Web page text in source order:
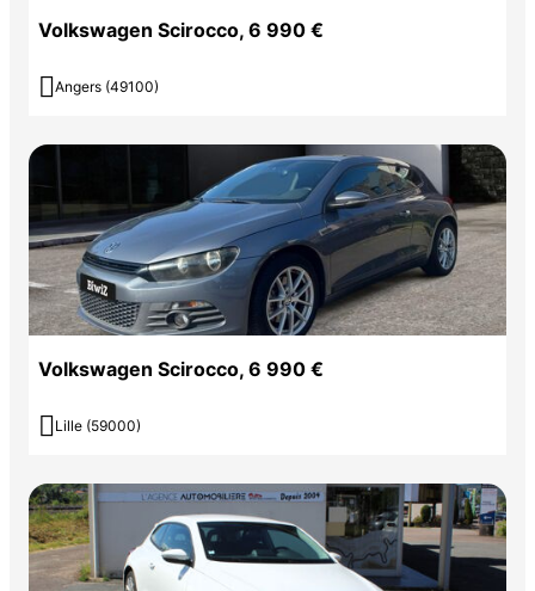
Volkswagen Scirocco, 6 990 €
 Angers (49100)
Volkswagen Scirocco, 6 990 €
 Lille (59000)